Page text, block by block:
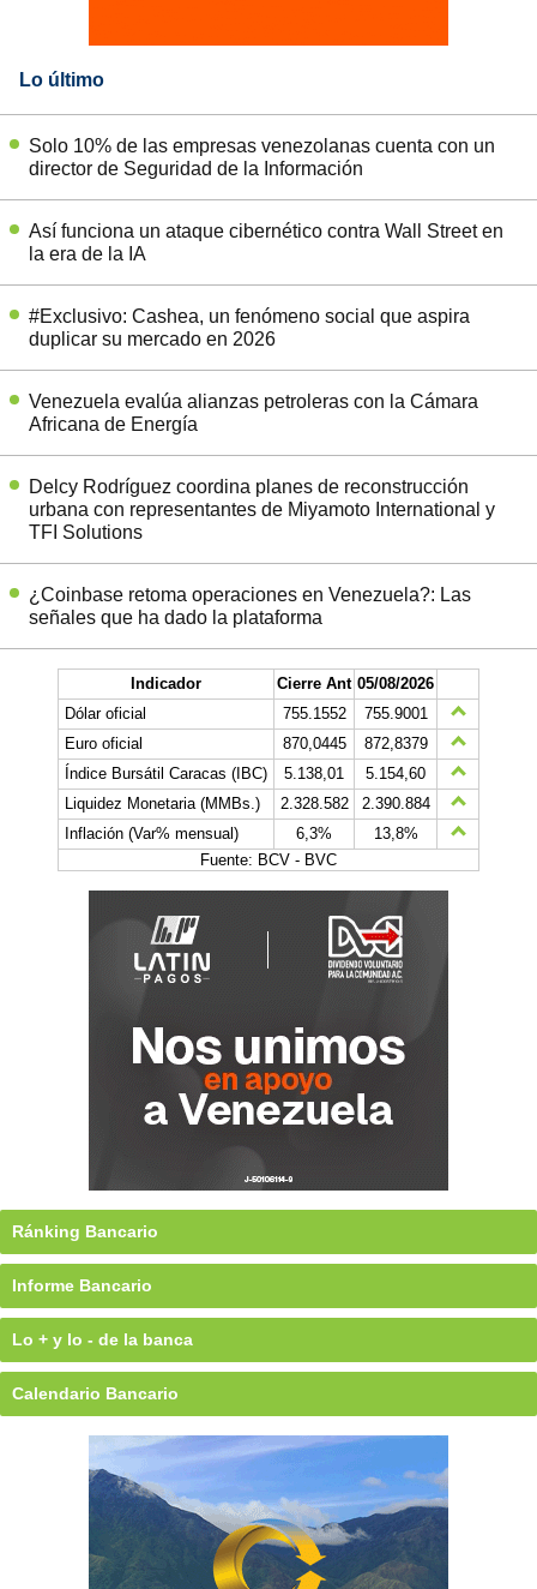
Lo último
Solo 10% de las empresas venezolanas cuenta con un
director de Seguridad de la Información
Así funciona un ataque cibernético contra Wall Street en
la era de la IA
#Exclusivo: Cashea, un fenómeno social que aspira
duplicar su mercado en 2026
Venezuela evalúa alianzas petroleras con la Cámara
Africana de Energía
Delcy Rodríguez coordina planes de reconstrucción
urbana con representantes de Miyamoto International y
TFI Solutions
¿Coinbase retoma operaciones en Venezuela?: Las
señales que ha dado la plataforma
Indicador Cierre Ant 05/08/2026
Dólar oficial
755.1552
755.9001
Euro oficial
870,0445
872,8379
Índice Bursátil Caracas (IBC)
5.138,01
5.154,60
Liquidez Monetaria (MMBs.)
2.328.582
2.390.884
Inflación (Var% mensual)
6,3%
13,8%
Fuente: BCV - BVC
Ránking Bancario
Informe Bancario
Lo + y lo - de la banca
Calendario Bancario